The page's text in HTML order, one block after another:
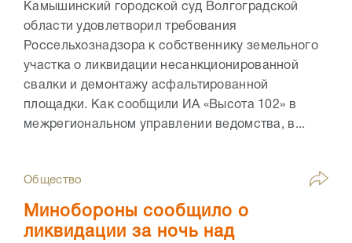
Камышинский городской суд Волгоградской
области удовлетворил требования
Россельхознадзора к собственнику земельного
участка о ликвидации несанкционированной
свалки и демонтажу асфальтированной
площадки. Как сообщили ИА «Высота 102» в
межрегиональном управлении ведомства, в...
Общество
Минобороны сообщило о
ликвидации за ночь над